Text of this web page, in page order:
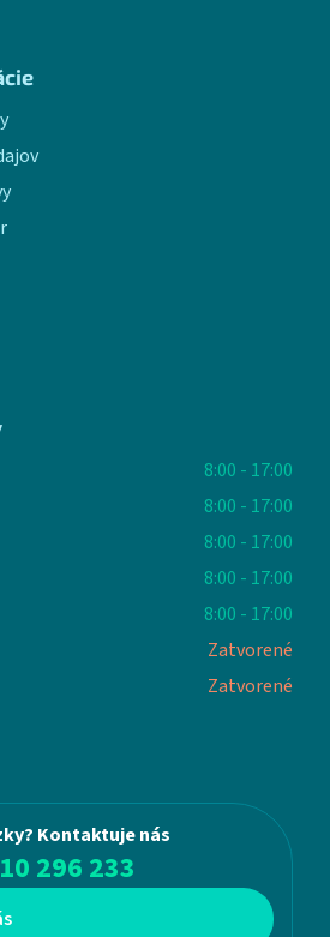
8:00 - 17:00
8:00 - 17:00
8:00 - 17:00
8:00 - 17:00
8:00 - 17:00
Zatvorené
Zatvorené
Kontaktuje nás
296 233